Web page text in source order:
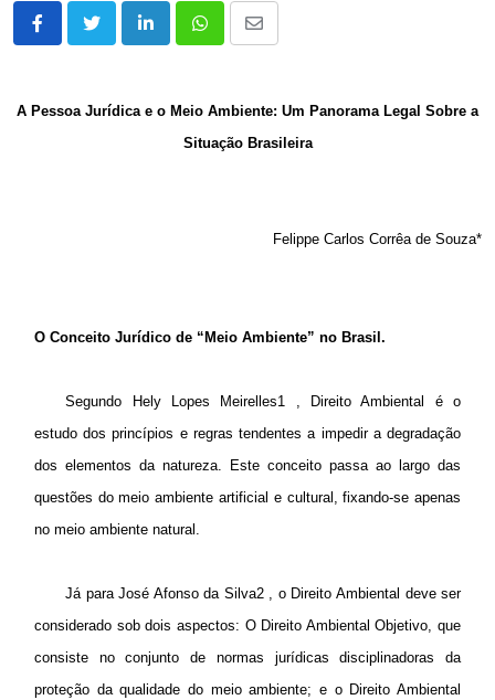
LinkedInWhatsappShare
A Pessoa Jurídica e o Meio Ambiente: Um Panorama Legal Sobre a
Situação Brasileira
Felippe Carlos Corrêa de Souza*
O Conceito Jurídico de “Meio Ambiente” no Brasil.
Segundo Hely Lopes Meirelles1 , Direito Ambiental é o
estudo dos princípios e regras tendentes a impedir a degradação
dos elementos da natureza. Este conceito passa ao largo das
questões do meio ambiente artificial e cultural, fixando-se apenas
no meio ambiente natural.
Já para José Afonso da Silva2 , o Direito Ambiental deve ser
considerado sob dois aspectos: O Direito Ambiental Objetivo, que
consiste no conjunto de normas jurídicas disciplinadoras da
proteção da qualidade do meio ambiente; e o Direito Ambiental